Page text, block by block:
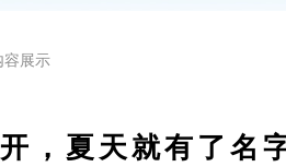
展示
，夏天就有了名